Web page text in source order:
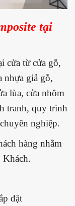
tại
cửa từ cửa gỗ,
nhựa giả gỗ,
lùa, cửa nhôm
tranh, quy trình
nghiệp.
hàng nhằm
Khách.
đặt